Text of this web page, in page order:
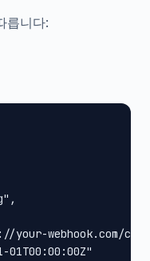
릅니다:
your-webhook.com/
01T00:00:00Z"